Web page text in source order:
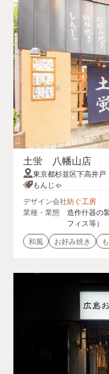
土蛍 八幡山店
東京都杉並区下高井戸
もんじゃ
デザイン会社紡ぐ工房
業種・業態
造作什器の
フィス等）
和風
お好み焼き